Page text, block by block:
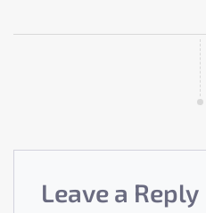
Leave a Reply